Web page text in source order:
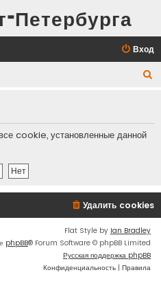
Петербурга
Вход
с
cookie, установленные данной
Удалить cookies
Flat Style by Ian Bradley
phpBB® Forum Software © phpBB Limited
Русская поддержка phpBB
Конфиденциальность | Правила